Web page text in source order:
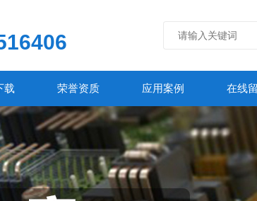
载 荣誉资质 应用案例 在线